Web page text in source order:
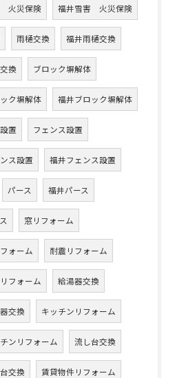
火災保険 福井雪害 火災保険
雨樋交換 福井雨樋交換
換 ブロック塀解体
ク塀解体 福井ブロック塀解体
置 フェンス設置
ス設置 福井フェンス設置
パース 福井パース
窓リフォーム
ォーム 耐震リフォーム
フォーム 給湯器交換
交換 キッチンリフォーム
ンリフォーム 流し台交換
交換 賃貸物件リフォーム